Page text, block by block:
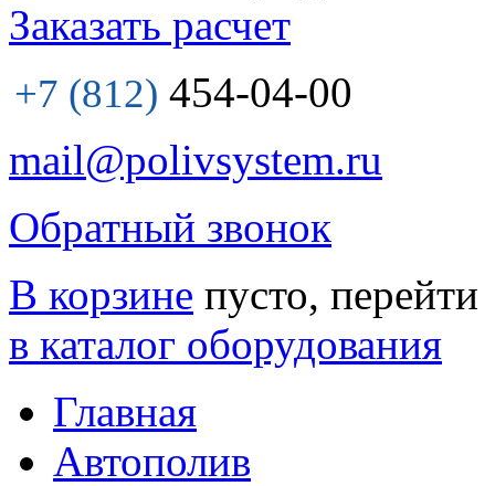
Заказать расчет
+7 (812) 454-04-00
mail@polivsystem.ru
Обратный звонок
В корзине пусто, перейти
в каталог оборудования
Главная
Автополив